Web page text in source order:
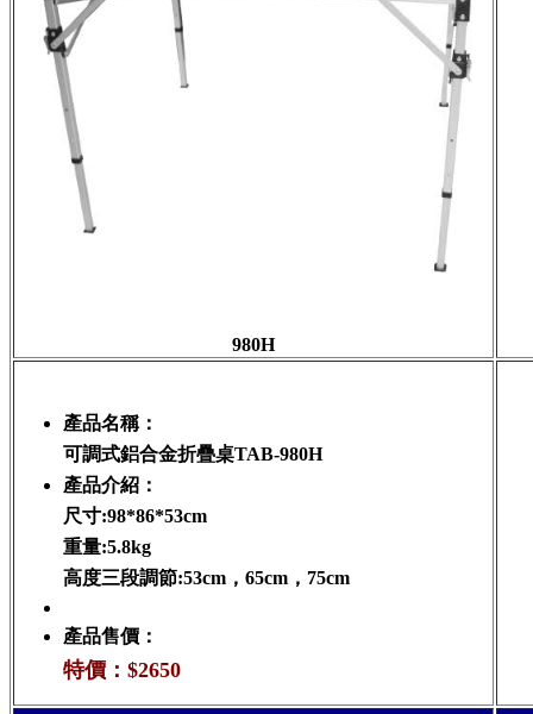
980H
產品名稱：
可調式鋁合金折疊桌TAB-980H
產品介紹：
尺寸:98*86*53cm
重量:5.8kg
高度三段調節:53cm，65cm，75cm
產品售價：
特價：$2650